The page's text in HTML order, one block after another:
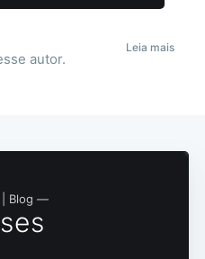
autor.
Leia mais
Blog —